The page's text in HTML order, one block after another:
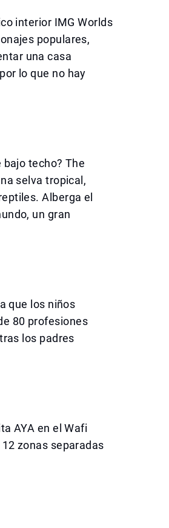
interior IMG Worlds
populares,
una casa
lo que no hay
techo? The
selva tropical,
Alberga el
un gran
que los niños
80 profesiones
los padres
AYA en el Wafi
zonas separadas